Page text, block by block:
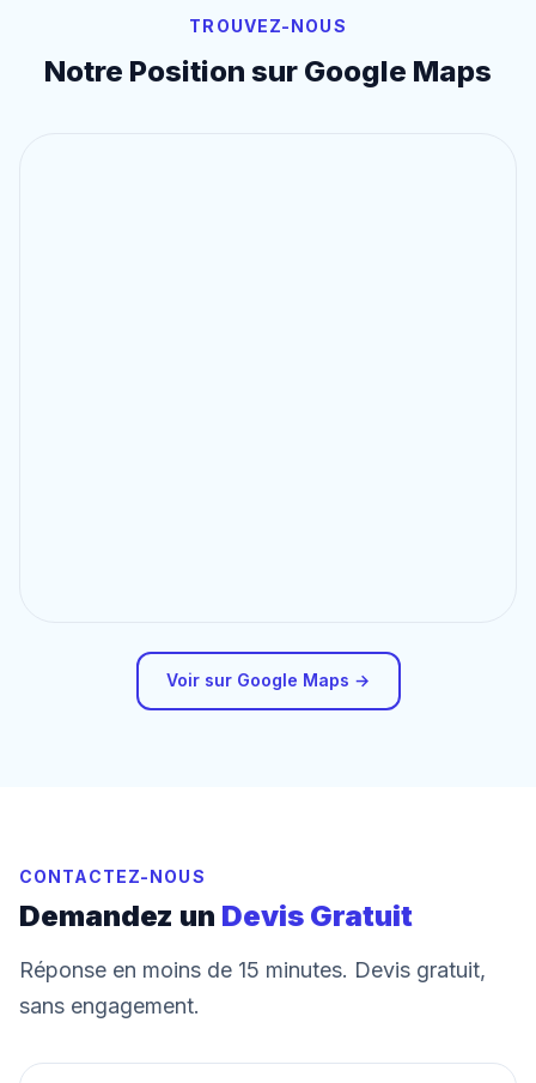
TROUVEZ-NOUS
Notre Position sur Google Maps
Voir sur Google Maps →
CONTACTEZ-NOUS
Demandez un Devis Gratuit
Réponse en moins de 15 minutes. Devis gratuit,
sans engagement.